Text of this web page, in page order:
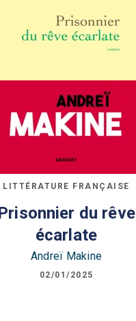
LITTÉRATURE FRANÇAISE
du rêve
écarlate
Andreï Makine
02/01/2025